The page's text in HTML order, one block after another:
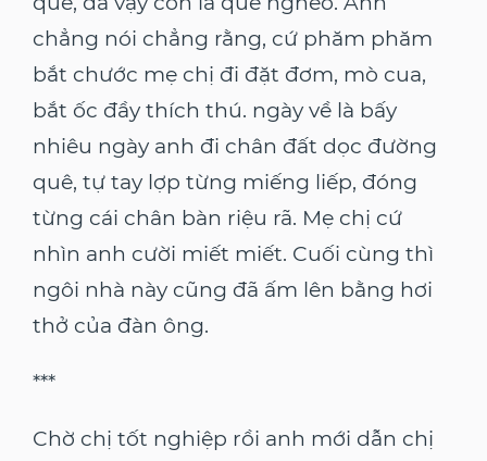
chẳng nói chẳng rằng, cứ phăm phăm
bắt chước mẹ chị đi đặt đơm, mò cua,
bắt ốc đầy thích thú. ngày về là bấy
nhiêu ngày anh đi chân đất dọc đường
quê, tự tay lợp từng miếng liếp, đóng
từng cái chân bàn riệu rã. Mẹ chị cứ
nhìn anh cười miết miết. Cuối cùng thì
ngôi nhà này cũng đã ấm lên bằng hơi
thở của đàn ông.
***
Chờ chị tốt nghiệp rồi anh mới dẫn chị